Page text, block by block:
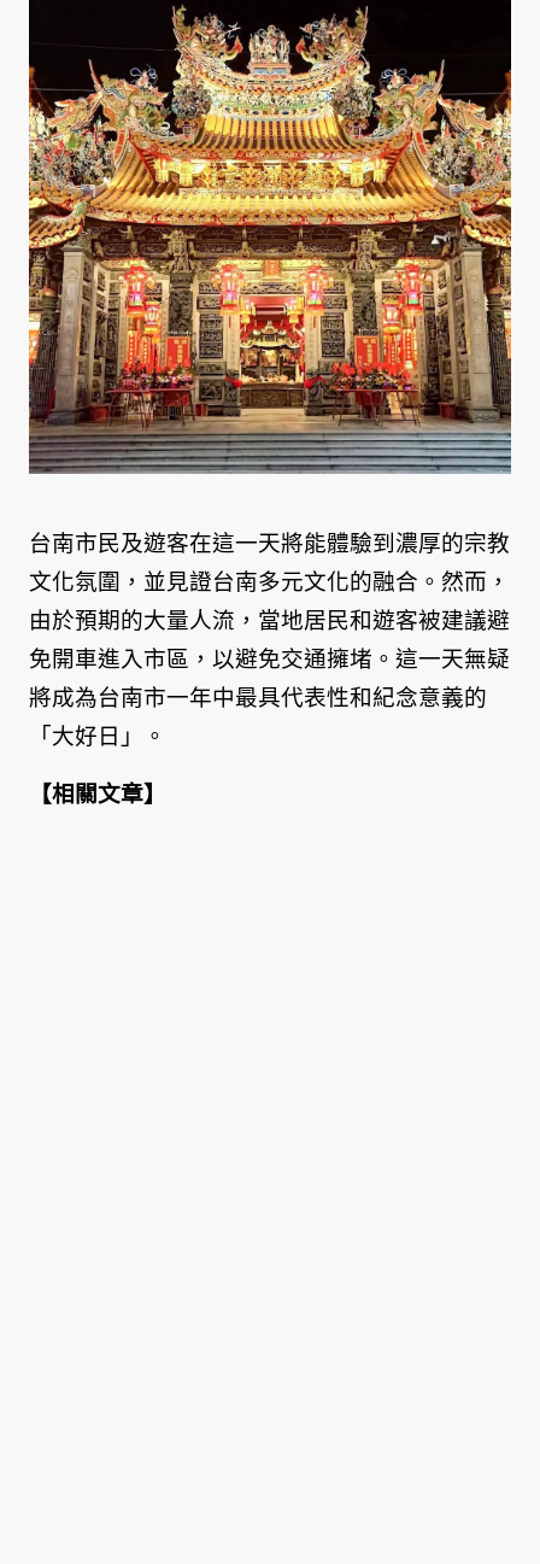
台南市民及遊客在這一天將能體驗到濃厚的宗教
文化氛圍，並見證台南多元文化的融合。然而，
由於預期的大量人流，當地居民和遊客被建議避
免開車進入市區，以避免交通擁堵。這一天無疑
將成為台南市一年中最具代表性和紀念意義的
「大好日」。
【相關文章】